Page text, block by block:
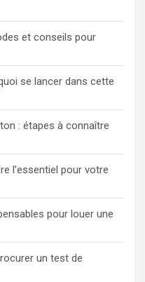
et conseils pour
se lancer dans cette
: étapes à connaître
l’essentiel pour votre
pour louer une
un test de